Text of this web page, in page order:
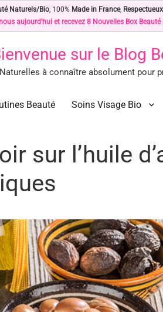
Naturels/Bio, 100% Made in France,
aujourd'hui et recevez 8 Nouvelles Box Beauté
sur le Blog
à connaître absolument pour
Beauté
absolument pour prendre soin de votre
Beauté Soins Visage Bio
sur l’huile